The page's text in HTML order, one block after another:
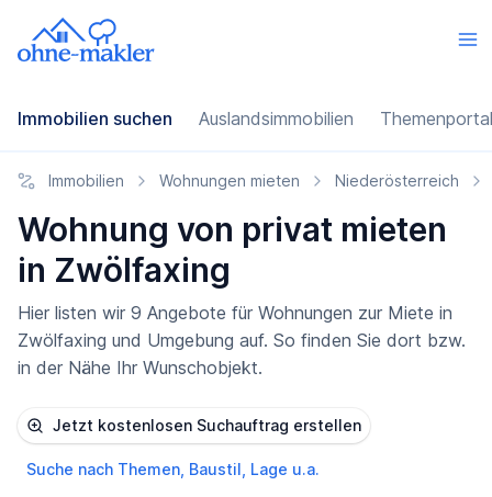
Immobilien suchen Auslandsimmobilien
Immobilien Wohnungen mieten Niederösterreich
Wohnung von privat mieten
in Zwölfaxing
Hier listen wir 9 Angebote für Wohnungen zur Miete in
Zwölfaxing und Umgebung auf. So finden Sie dort bzw.
in der Nähe Ihr Wunschobjekt.
Jetzt kostenlosen Suchauftrag erstellen
Suche nach Themen, Baustil, Lage u.a.